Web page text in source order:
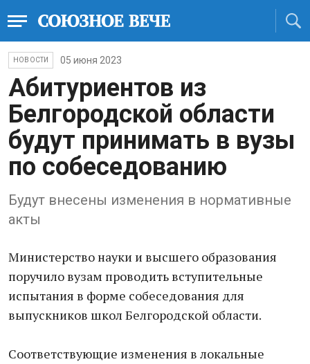
НОВОСТИ 05 июня 2023
Абитуриентов из
Белгородской области
будут принимать в вузы
по собеседованию
Будут внесены изменения в нормативные
акты
Министерство науки и высшего образования
поручило вузам проводить вступительные
испытания в форме собеседования для
выпускников школ Белгородской области.
Соответствующие изменения в локальные